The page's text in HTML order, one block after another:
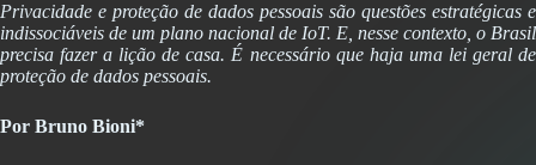
Privacidade e proteção de dados pessoais são questões estratégicas e
indissociáveis de um plano nacional de IoT. E, nesse contexto, o Brasil
precisa fazer a lição de casa. É necessário que haja uma lei geral de
proteção de dados pessoais.
Por Bruno Bioni*